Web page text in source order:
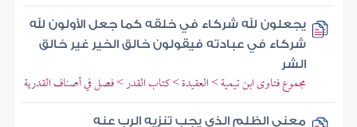
يجعلون لله شركاء في خلقه كما جعل الأولون لله
شركاء في عبادته فيقولون خالق الخير غير خالق
الشر
مجموع فتاوى ابن تيمية > العقيدة > كتاب القدر > فصل في أصناف القدرية
معنى الظلم الذي يجب تنزيه الرب عنه